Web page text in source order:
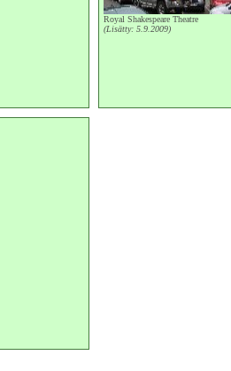
Royal Shakespeare Theatre
(Lisätty: 5.9.2009)